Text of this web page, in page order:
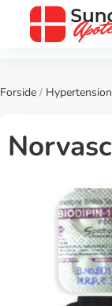
Forside / Hypertension
Norvasc